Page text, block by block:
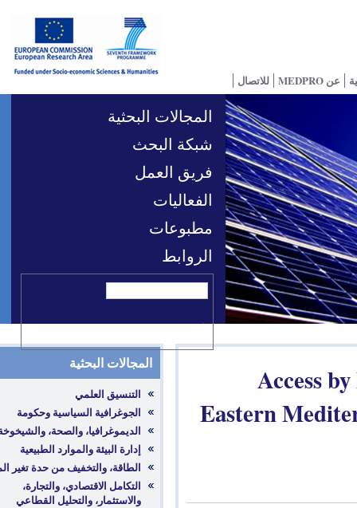
للاتصال
المجالات البحثية
شبكة البحث
فريق العمل
الفعاليات
مطبوعات
الروابط
المجالات البحثية
‎التكامل الاقتصادي، والتجارة،
والاستثمار، والتحليل القطاعي
Eastern